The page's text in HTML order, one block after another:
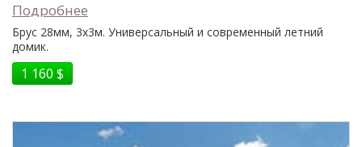
Подробнее
Брус 28мм, 3x3м. Универсальный и современный летний
домик.
1 160 $